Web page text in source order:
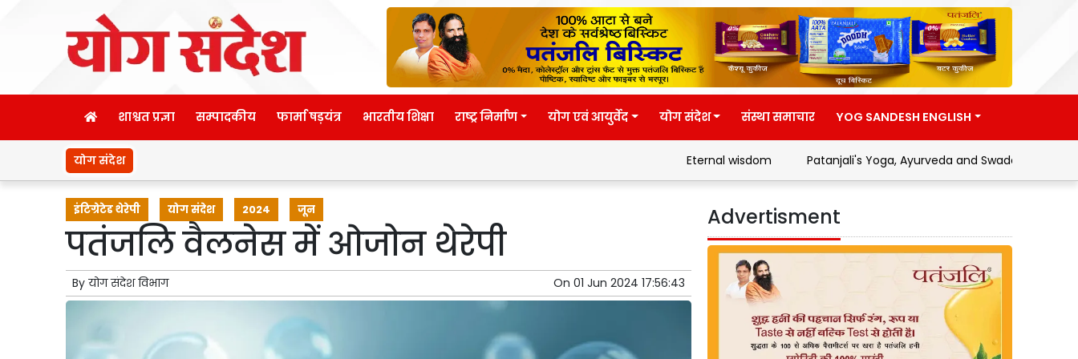
शाश्वत प्रज्ञा सम्पादकीय फार्मा षड़यंत्र भारतीय शिक्षा राष्ट्र निर्माण योग एवं आयुर्वेद योग संदेश संस्था समाचार YOG SANDESH ENGLISH
योग संदेश Eternal wisdom Patanjali's Yoga, Ayurveda and Swadeshi Movement
इंटिग्रेटेड थेरेपी योग संदेश 2024 जून
पतंजलि वैलनेस में ओजोन थेरेपी
By योग संदेश विभाग On 01 Jun 2024 17:56:43
Advertisment